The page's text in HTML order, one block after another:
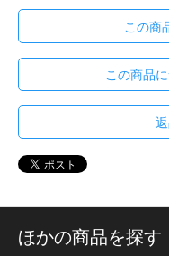
この商
この商品
ほかの商品を探す